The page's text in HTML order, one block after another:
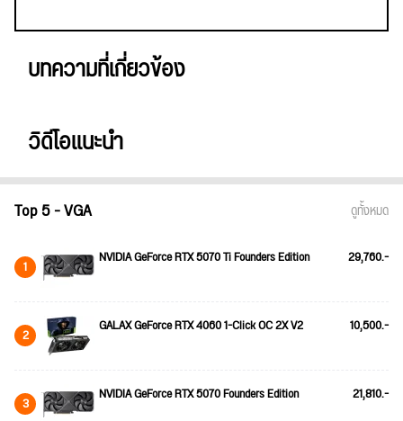
บทความที่เกี่ยวข้อง
วิดีโอแนะนำ
Top 5 - VGA ดูทั้งหมด
1 NVIDIA GeForce RTX 5070 Ti Founders Edition 29,760.-
2 GALAX GeForce RTX 4060 1-Click OC 2X V2 10,500.-
3 NVIDIA GeForce RTX 5070 Founders Edition 21,810.-